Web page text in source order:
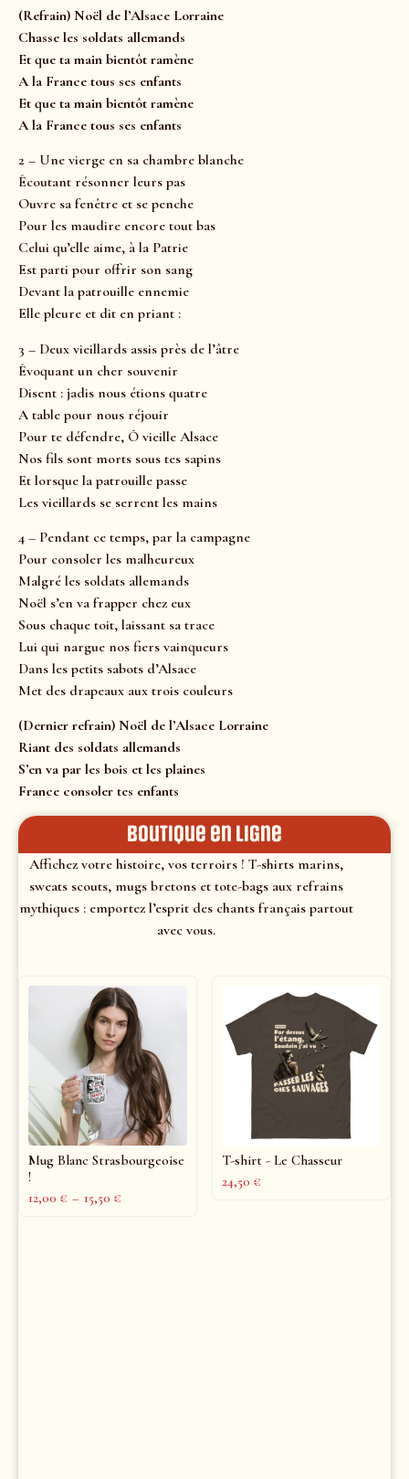
(Refrain) Noël de l’Alsace Lorraine
Chasse les soldats allemands
Et que ta main bientôt ramène
A la France tous ses enfants
Et que ta main bientôt ramène
A la France tous ses enfants
2 – Une vierge en sa chambre blanche
Écoutant résonner leurs pas
Ouvre sa fenêtre et se penche
Pour les maudire encore tout bas
Celui qu’elle aime, à la Patrie
Est parti pour offrir son sang
Devant la patrouille ennemie
Elle pleure et dit en priant :
3 – Deux vieillards assis près de l’âtre
Évoquant un cher souvenir
Disent : jadis nous étions quatre
A table pour nous réjouir
Pour te défendre, Ô vieille Alsace
Nos fils sont morts sous tes sapins
Et lorsque la patrouille passe
Les vieillards se serrent les mains
4 – Pendant ce temps, par la campagne
Pour consoler les malheureux
Malgré les soldats allemands
Noël s’en va frapper chez eux
Sous chaque toit, laissant sa trace
Lui qui nargue nos fiers vainqueurs
Dans les petits sabots d’Alsace
Met des drapeaux aux trois couleurs
(Dernier refrain) Noël de l’Alsace Lorraine
Riant des soldats allemands
S’en va par les bois et les plaines
France consoler tes enfants
Boutique en ligne
Affichez votre histoire, vos terroirs ! T-shirts marins,
sweats scouts, mugs bretons et tote-bags aux refrains
mythiques : emportez l’esprit des chants français partout
avec vous.
Mug Blanc Strasbourgeoise
!
12,00 € – 15,50 €
T-shirt - Le Chasseur
24,50 €